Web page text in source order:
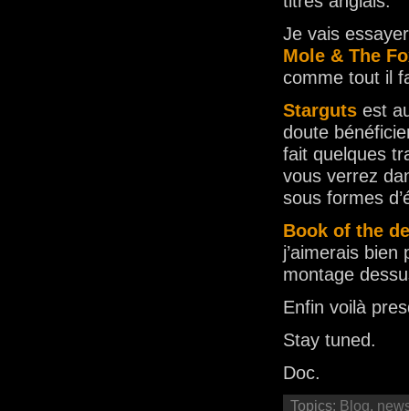
Je vais
Mole & The
comme tout il
Starguts est
doute
fait quelques
vous verrez
sous formes
Book of the
j’aimerais
montage
Enfin voilà
Stay tuned.
Doc.
Topics: Blog,